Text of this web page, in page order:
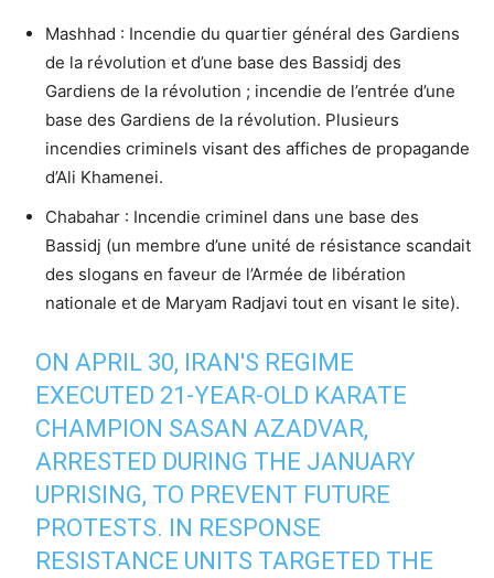
Mashhad : Incendie du quartier général des Gardiens
de la révolution et d’une base des Bassidj des
Gardiens de la révolution ; incendie de l’entrée d’une
base des Gardiens de la révolution. Plusieurs
incendies criminels visant des affiches de propagande
d’Ali Khamenei.
Chabahar : Incendie criminel dans une base des
Bassidj (un membre d’une unité de résistance scandait
des slogans en faveur de l’Armée de libération
nationale et de Maryam Radjavi tout en visant le site).
ON APRIL 30, IRAN'S REGIME
EXECUTED 21-YEAR-OLD KARATE
CHAMPION SASAN AZADVAR,
ARRESTED DURING THE JANUARY
UPRISING, TO PREVENT FUTURE
PROTESTS. IN RESPONSE
RESISTANCE UNITS TARGETED THE